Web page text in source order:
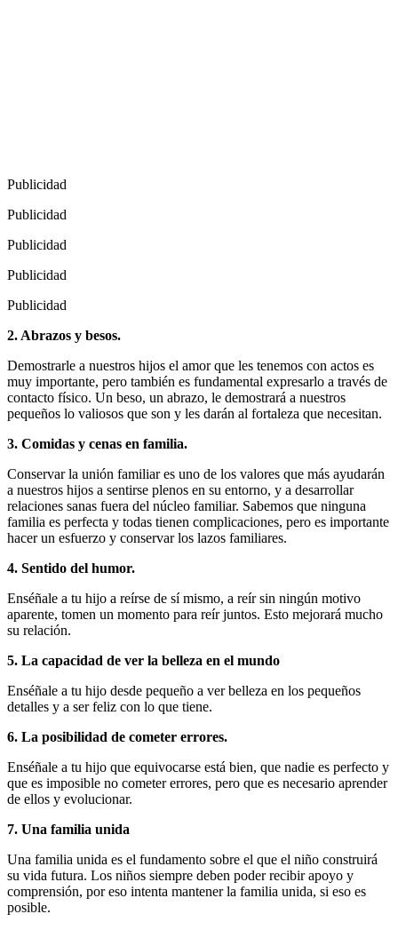
Publicidad
Publicidad
Publicidad
Publicidad
Publicidad
2. Abrazos y besos.
Demostrarle a nuestros hijos el amor que les tenemos con actos es
muy importante, pero también es fundamental expresarlo a través de
contacto físico. Un beso, un abrazo, le demostrará a nuestros
pequeños lo valiosos que son y les darán al fortaleza que necesitan.
3. Comidas y cenas en familia.
Conservar la unión familiar es uno de los valores que más ayudarán
a nuestros hijos a sentirse plenos en su entorno, y a desarrollar
relaciones sanas fuera del núcleo familiar. Sabemos que ninguna
familia es perfecta y todas tienen complicaciones, pero es importante
hacer un esfuerzo y conservar los lazos familiares.
4. Sentido del humor.
Enséñale a tu hijo a reírse de sí mismo, a reír sin ningún motivo
aparente, tomen un momento para reír juntos. Esto mejorará mucho
su relación.
5. La capacidad de ver la belleza en el mundo
Enséñale a tu hijo desde pequeño a ver belleza en los pequeños
detalles y a ser feliz con lo que tiene.
6. La posibilidad de cometer errores.
Enséñale a tu hijo que equivocarse está bien, que nadie es perfecto y
que es imposible no cometer errores, pero que es necesario aprender
de ellos y evolucionar.
7. Una familia unida
Una familia unida es el fundamento sobre el que el niño construirá
su vida futura. Los niños siempre deben poder recibir apoyo y
comprensión, por eso intenta mantener la familia unida, si eso es
posible.